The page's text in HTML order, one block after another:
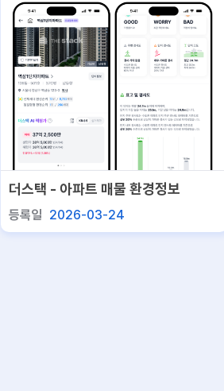
더스택 - 아파트 매물 환경정보
등록일 2026-03-24